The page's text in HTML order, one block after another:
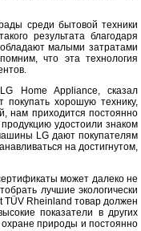
среди бытовой техники
результата благодаря
малыми затратами
что эта технология
Home Appliance, сказал
хорошую технику,
нам приходится постоянно
удостоили знаком
LG дают покупателям
на достигнутом,
может далеко не
лучшие экологически
TÜV Rheinland товар должен
показатели в других
охране природы и постоянно